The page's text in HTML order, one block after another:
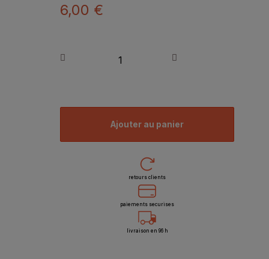
6,00 €
ajouter au panier
retours clients
paiements securises
livraison en 96 h